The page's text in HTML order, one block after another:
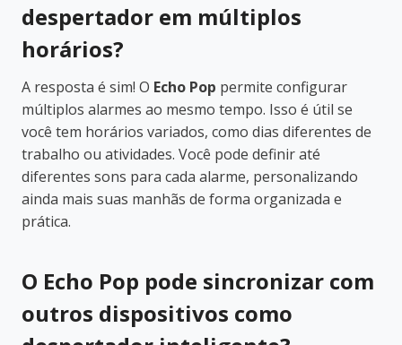
despertador em múltiplos
horários?
A resposta é sim! O Echo Pop permite configurar
múltiplos alarmes ao mesmo tempo. Isso é útil se
você tem horários variados, como dias diferentes de
trabalho ou atividades. Você pode definir até
diferentes sons para cada alarme, personalizando
ainda mais suas manhãs de forma organizada e
prática.
O Echo Pop pode sincronizar com
outros dispositivos como